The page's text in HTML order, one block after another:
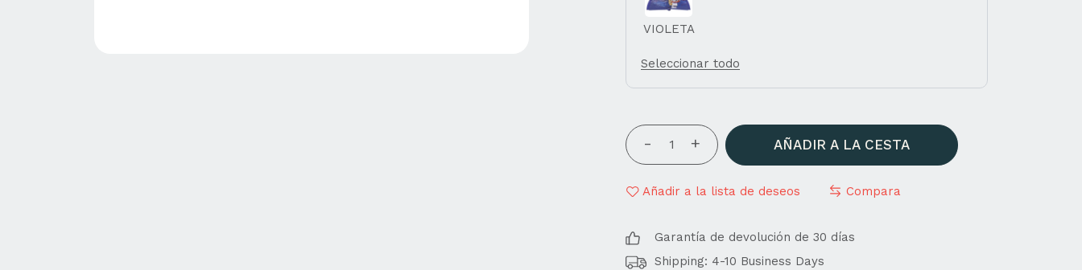
VIOLETA
Seleccionar todo
AÑADIR A LA CESTA
Añadir a la lista de deseos Compara
Garantía de devolución de 30 días
Shipping: 4-10 Business Days